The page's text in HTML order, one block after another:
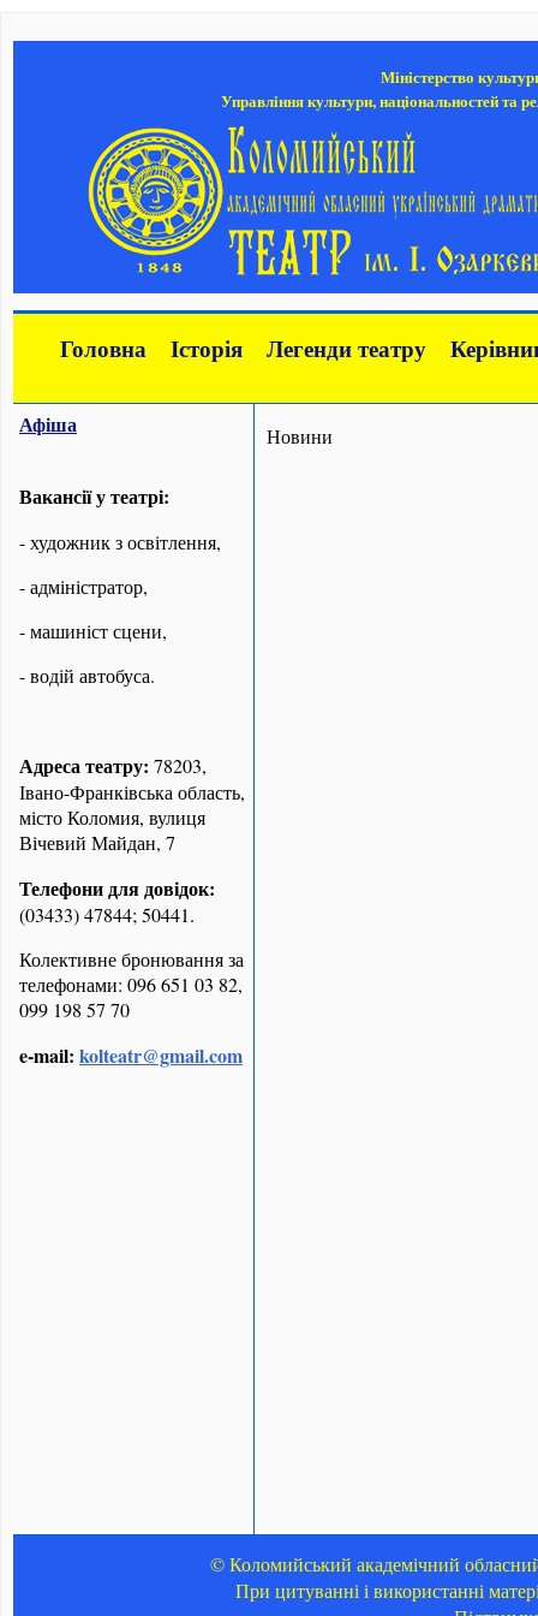
Міністерство
Управління культури, національностей та
Головна Історія Легенди театру
Афіша
Вакансії у театрі:
- художник з освітлення,
- адміністратор,
- машиніст сцени,
- водій автобуса.
Адреса театру: 78203,
Івано-Франківська область,
місто Коломия, вулиця
Вічевий Майдан, 7
Телефони для довідок:
(03433) 47844; 50441.
Колективне бронювання за
телефонами: 096 651 03 82,
099 198 57 70
e-mail: kolteatr@gmail.com
Новини
© Коломийський академічний
При цитуванні і використанні